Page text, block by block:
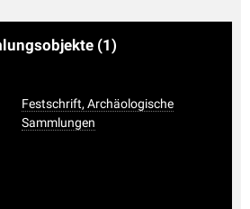
(1)
Festschrift, Archäologische
Sammlungen